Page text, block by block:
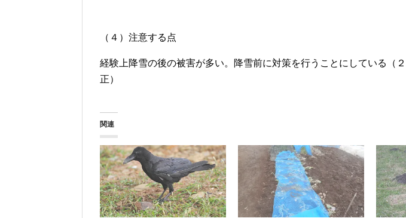
（４）注意する点
経験上降雪の後の被害が多い。降雪前に対策を行うことにしている（
正）
関連